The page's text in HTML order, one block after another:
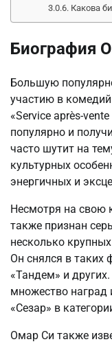
Какова
Биография
Большую
участию в
«Service après-
популярно и
часто шутит на
культурных
энергичных и
Несмотря на свою
также признан
несколько
Он снялся в таких
«Тандем» и
множество
«Сезар» в
Омар Си также